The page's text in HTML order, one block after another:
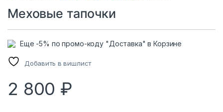
Меховые тапочки
Еще -5% по промо-коду "Доставка" в Корзине
Добавить в вишлист
2 800 ₽